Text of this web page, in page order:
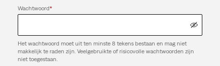
Wachtwoord*
Het wachtwoord moet uit ten minste 8 tekens bestaan en mag niet
makkelijk te raden zijn. Veelgebruikte of risicovolle wachtwoorden zijn
niet toegestaan.